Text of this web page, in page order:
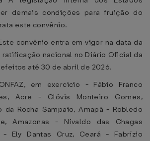
demais condições para fruição do
este convênio.
convênio entra em vigor na data da
nacional no Diário Oficial da
até 30 de abril de 2026.
em exercício - Fábio Franco
Acre - Clóvis Monteiro Gomes,
da Rocha Sampaio, Amapá - Robledo
Amazonas - Nivaldo das Chagas
- Ely Dantas Cruz, Ceará - Fabrízio